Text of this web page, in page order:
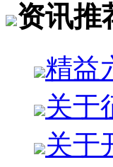
资讯推
精益
关于
关于